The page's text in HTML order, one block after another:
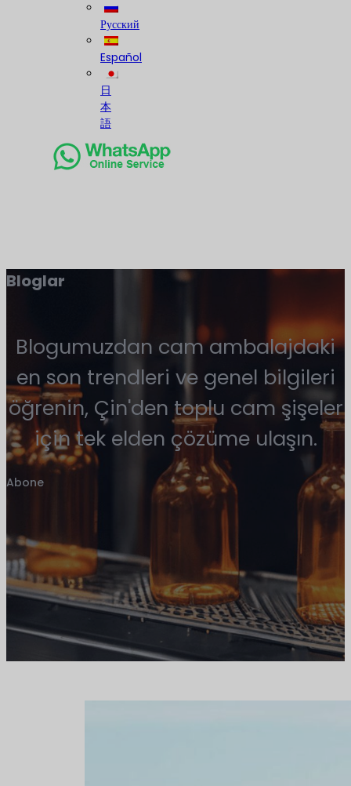
Русский
Español
日
本
語
Bloglar
Blogumuzdan cam ambalajdaki
en son trendleri ve genel bilgileri
öğrenin, Çin'den toplu cam şişeler
için tek elden çözüme ulaşın.
Abone